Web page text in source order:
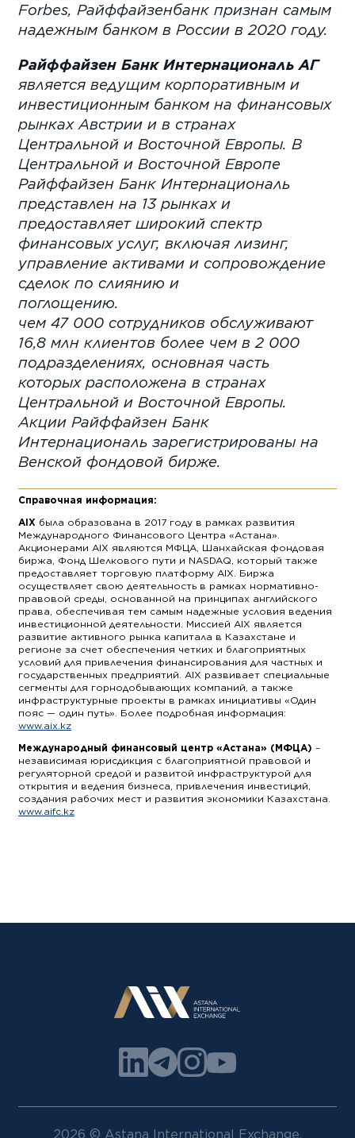
Forbes, Райффайзенбанк признан самым
надежным банком в России в 2020 году.
Райффайзен Банк Интернациональ АГ
является ведущим корпоративным и
инвестиционным банком на финансовых
рынках Австрии и в странах
Центральной и Восточной Европы. В
Центральной и Восточной Европе
Райффайзен Банк Интернациональ
представлен на 13 рынках и
предоставляет широкий спектр
финансовых услуг, включая лизинг,
управление активами и сопровождение
сделок по слиянию и
поглощению.
чем 47 000 сотрудников обслуживают
16,8 млн клиентов более чем в 2 000
подразделениях, основная часть
которых расположена в странах
Центральной и Восточной Европы.
Акции Райффайзен Банк
Интернациональ зарегистрированы на
Венской фондовой бирже.
Справочная информация:
AIX была образована в 2017 году в рамках развития
Международного Финансового Центра «Астана».
Акционерами AIX являются МФЦА, Шанхайская фондовая
биржа, Фонд Шелкового пути и NASDAQ, который также
предоставляет торговую платформу AIX. Биржа
осуществляет свою деятельность в рамках нормативно-
правовой среды, основанной на принципах английского
права, обеспечивая тем самым надежные условия ведения
инвестиционной деятельности. Миссией AIX является
развитие активного рынка капитала в Казахстане и
регионе за счет обеспечения четких и благоприятных
условий для привлечения финансирования для частных и
государственных предприятий. AIX развивает специальные
сегменты для горнодобывающих компаний, а также
инфраструктурные проекты в рамках инициативы «Один
пояс — один путь». Более подробная информация:
www.aix.kz
Международный финансовый центр «Астана» (МФЦА) –
независимая юрисдикция с благоприятной правовой и
регуляторной средой и развитой инфраструктурой для
открытия и ведения бизнеса, привлечения инвестиций,
создания рабочих мест и развития экономики Казахстана.
www.aifc.kz
2026 © Astana International Exchange.